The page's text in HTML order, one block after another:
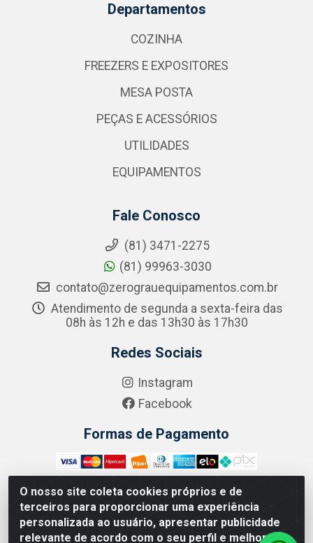
O nosso site coleta cookies próprios e de
terceiros para proporcionar uma experiência
personalizada ao usuário, apresentar publicidade
relevante de acordo com o seu perfil e melhorar a
Departamentos
COZINHA
FREEZERS E EXPOSITORES
MESA POSTA
PEÇAS E ACESSÓRIOS
UTILIDADES
EQUIPAMENTOS
Fale Conosco
(81) 3471-2275
(81) 99963-3030
contato@zerograuequipamentos.com.br
Atendimento de segunda a sexta-feira das
08h às 12h e das 13h30 às 17h30
Redes Sociais
Instagram
Facebook
Formas de Pagamento
Zero Grau - Rua Jean Emile Favre, 746 - Ipsep,
Recife/PE - CEP 51.190-450 - CNPJ 09.132.989/0001-61